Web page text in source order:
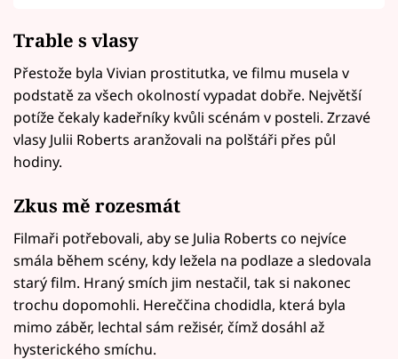
Trable s vlasy
Přestože byla Vivian prostitutka, ve filmu musela v
podstatě za všech okolností vypadat dobře. Největší
potíže čekaly kadeřníky kvůli scénám v posteli. Zrzavé
vlasy Julii Roberts aranžovali na polštáři přes půl
hodiny.
Zkus mě rozesmát
Filmaři potřebovali, aby se Julia Roberts co nejvíce
smála během scény, kdy ležela na podlaze a sledovala
starý film. Hraný smích jim nestačil, tak si nakonec
trochu dopomohli. Hereččina chodidla, která byla
mimo záběr, lechtal sám režisér, čímž dosáhl až
hysterického smíchu.